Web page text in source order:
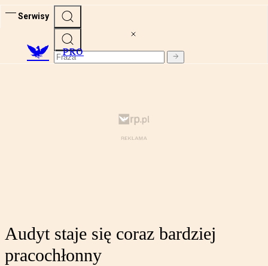
Serwisy
PRO
Audyt staje się coraz bardziej
pracochłonny